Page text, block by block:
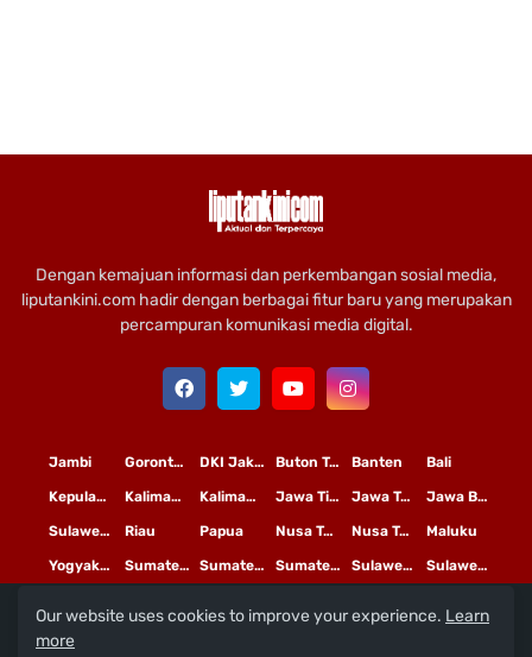
Dengan kemajuan informasi dan perkembangan sosial media,
liputankini.com hadir dengan berbagai fitur baru yang merupakan
percampuran komunikasi media digital.
Bali
Banten
Buton Tengah
DKI Jakarta
Gorontalo
Jambi
Jawa Barat
Jawa Tengah
Jawa Timur
Kalimantan Tengah
Kalimantan Timur
Kepulauan Riau
Maluku
Nusa Tenggara Barat
Nusa Tenggara Timur
Papua
Riau
Sulawesi Selatan
Sulawesi Tengah
Sulawesi Utara
Sumatera Barat
Sumatera Selatan
Sumatera Utara
Yogyakarta
Copyright© 2020 PTLiputan Kini Mediatama
Our website uses cookies to improve your experience. Learn
more